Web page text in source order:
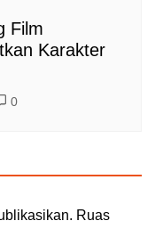
Film
Karakter
0
Ruas